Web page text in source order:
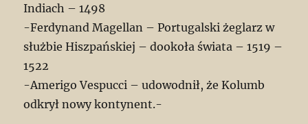
Indiach – 1498
-Ferdynand Magellan – Portugalski żeglarz w
służbie Hiszpańskiej – dookoła świata – 1519 –
1522
-Amerigo Vespucci – udowodnił, że Kolumb
odkrył nowy kontynent.-